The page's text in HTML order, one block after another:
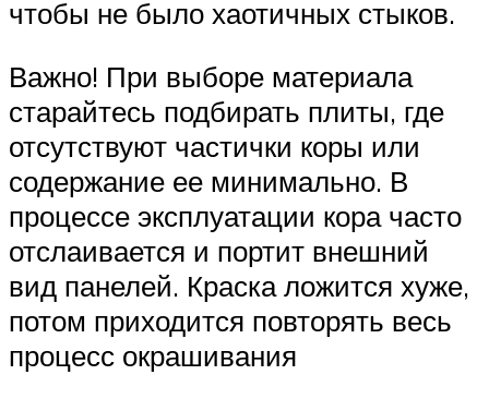
чтобы не было хаотичных стыков.
Важно! При выборе материала
старайтесь подбирать плиты, где
отсутствуют частички коры или
содержание ее минимально. В
процессе эксплуатации кора часто
отслаивается и портит внешний
вид панелей. Краска ложится хуже,
потом приходится повторять весь
процесс окрашивания